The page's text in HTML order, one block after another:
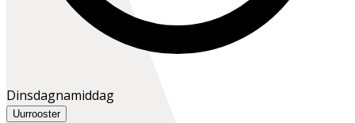
Dinsdagnamiddag
Uurrooster